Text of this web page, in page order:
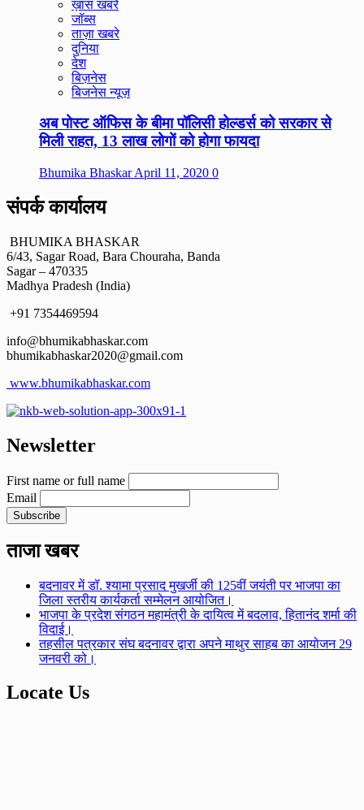
ख़ास खबरें
जॉब्स
ताज़ा खबरे
दुनिया
देश
बिज़नेस
बिजनेस न्यूज़
अब पोस्ट ऑफिस के बीमा पॉलिसी होल्डर्स को सरकार से
मिली राहत, 13 लाख लोगों को होगा फायदा
Bhumika BhaskarApril 11, 2020 0
संपर्क कार्यालय
BHUMIKA BHASKAR
6/43, Sagar Road, Bara Chouraha, Banda
Sagar – 470335
Madhya Pradesh (India)
+91 7354469594
info@bhumikabhaskar.com
bhumikabhaskar2020@gmail.com
www.bhumikabhaskar.com
Newsletter
First name or full name
Email
ताजा खबर
बदनावर में डॉ. श्यामा प्रसाद मुखर्जी की 125वीं जयंती पर भाजपा का
जिला स्तरीय कार्यकर्ता सम्मेलन आयोजित।
भाजपा के प्रदेश संगठन महामंत्री के दायित्व में बदलाव, हितानंद शर्मा की
विदाई।
तहसील पत्रकार संघ बदनावर द्वारा अपने माथुर साहब का आयोजन 29
जनवरी को।
Locate Us